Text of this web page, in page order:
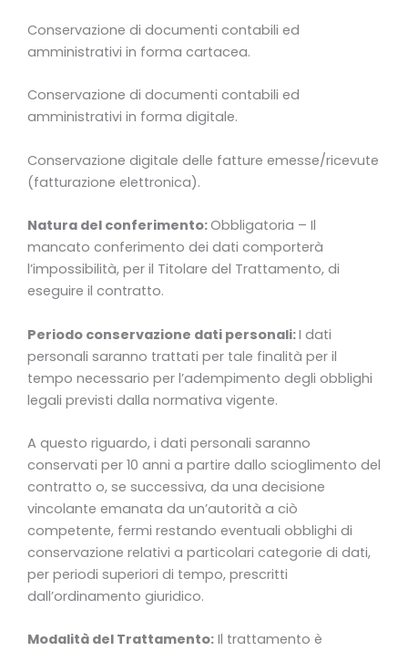
Conservazione di documenti contabili ed
amministrativi in forma cartacea.
Conservazione di documenti contabili ed
amministrativi in forma digitale.
Conservazione digitale delle fatture emesse/ricevute
(fatturazione elettronica).
Natura del conferimento:Obbligatoria – Il
mancato conferimento dei dati comporterà
l’impossibilità, per il Titolare del Trattamento, di
eseguire il contratto.
Periodo conservazione dati personali:I dati
personali saranno trattati per tale finalità per il
tempo necessario per l’adempimento degli obblighi
legali previsti dalla normativa vigente.
A questo riguardo, i dati personali saranno
conservati per 10 anni a partire dallo scioglimento del
contratto o, se successiva, da una decisione
vincolante emanata da un’autorità a ciò
competente, fermi restando eventuali obblighi di
conservazione relativi a particolari categorie di dati,
per periodi superiori di tempo, prescritti
dall’ordinamento giuridico.
Modalità del Trattamento: Il trattamento è